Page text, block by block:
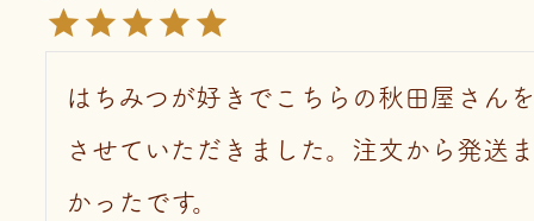
はちみつが好きでこちらの秋田屋さん
させていただきました。注文から発送
かったです。